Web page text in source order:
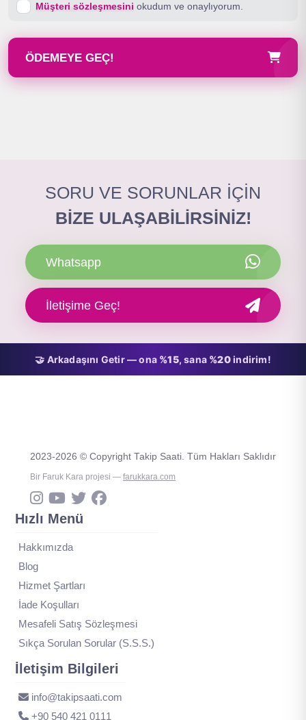
Müşteri sözleşmesini okudum ve onaylıyorum.
ÖDEMEYE GEÇ!
SORU VE SORUNLAR İÇİN
BİZE ULAŞABİLİRSİNİZ!
Whatsapp
İletişime Geç!
🤝 Arkadaşını Getir — ona %15, sana %20indirim!
2023-2026 © Copyright Takip Saati. Tüm Hakları Saklıdır
Bir Faruk Kara projesi — farukkara.com
Hızlı Menü
Hakkımızda
Blog
Hizmet Şartları
İade Koşulları
Mesafeli Satış Sözleşmesi
Sıkça Sorulan Sorular (S.S.S.)
İletişim Bilgileri
info@takipsaati.com
‪+90 540 421 0111